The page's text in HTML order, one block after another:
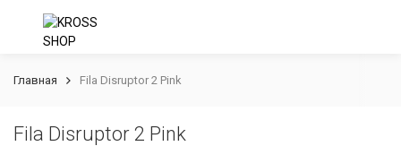
Главная Fila Disruptor 2 Pink
Fila Disruptor 2 Pink